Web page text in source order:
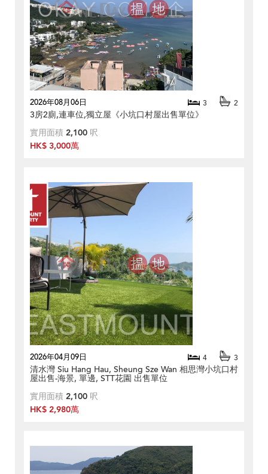
2026年08月06日 3 2
3房2廁,連車位,獨立屋《小坑口村屋出售單位》
實用面積 2,100 呎
HK$ 3,000萬
2026年04月09日 4 3
清水灣 Siu Hang Hau, Sheung Sze Wan 相思灣小坑口村
屋出售-海景, 單邊, STT花園 出售單位
實用面積 2,100 呎
HK$ 2,980萬